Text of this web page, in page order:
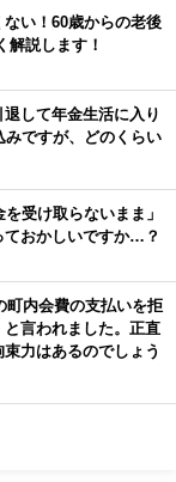
ない！60歳からの老後
解説します！
退して年金生活に入り
みですが、どのくらい
受け取らないまま」
ておかしいですか…？
町内会費の支払いを拒
言われました。正直
力はあるのでしょう